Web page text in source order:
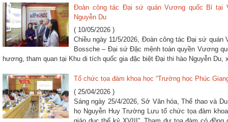
Đoàn công tác Đại sứ quán Vương quốc Bỉ tại
Nguyễn Du
( 10/05/2026 )
Chiều ngày 11/5/2026, Đoàn công tác Đại sứ
Bossche – Đại sứ Đặc mệnh toàn quyền Vương
hương, tham quan tại Khu di tích quốc gia đặc biệt Đại thi hào Nguyễn Du,
Tổ chức tọa đàm khoa học “Trường học Phúc
( 25/04/2026 )
Sáng ngày 25/4/2026, Sở Văn hóa, Thể thao và
họ Nguyễn Huy Trường Lưu tổ chức tọa đàm